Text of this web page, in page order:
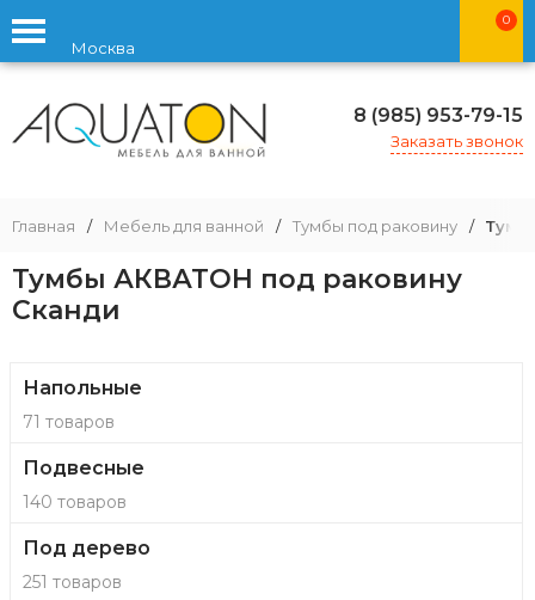
Москва
0
8 (985) 953-79-15
Заказать звонок
Главная / Мебель для ванной / Тумбы под раковину /
Тумбы АКВАТОН под раковину
Сканди
Напольные
71 товаров
Подвесные
140 товаров
Под дерево
251 товаров